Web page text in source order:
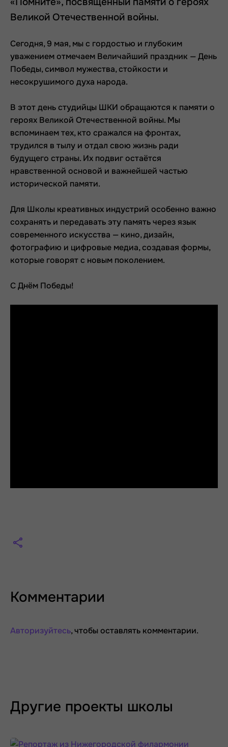
Великой Отечественной войны.
Сегодня, 9 мая, мы с гордостью и глубоким
уважением отмечаем Величайший праздник — День
Победы, символ мужества, стойкости и
несокрушимого духа народа.
В этот день студийцы ШКИ обращаются к памяти о
героях Великой Отечественной войны. Мы
вспоминаем тех, кто сражался на фронтах,
трудился в тылу и отдал свою жизнь ради
будущего страны. Их подвиг остаётся
нравственной основой и важнейшей частью
исторической памяти.
Для Школы креативных индустрий особенно важно
сохранять и передавать эту память через язык
современного искусства — кино, дизайн,
фотографию и цифровые медиа, создавая формы,
которые говорят с новым поколением.
С Днём Победы!
Комментарии
Авторизуйтесь, чтобы оставлять комментарии.
Другие проекты школы